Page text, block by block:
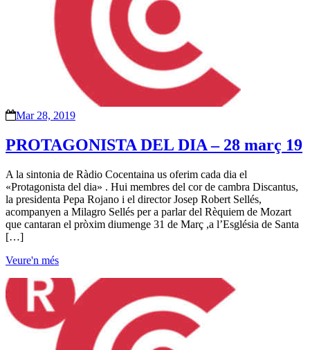
Mar 28, 2019
PROTAGONISTA DEL DIA – 28 març 19
A la sintonia de Ràdio Cocentaina us oferim cada dia el
«Protagonista del dia» . Hui membres del cor de cambra Discantus,
la presidenta Pepa Rojano i el director Josep Robert Sellés,
acompanyen a Milagro Sellés per a parlar del Rèquiem de Mozart
que cantaran el pròxim diumenge 31 de Març ,a l’Església de Santa
[…]
Veure'n més